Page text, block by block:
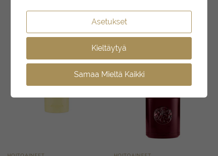
Asetukset
Kieltäytyä
Samaa Mieltä Kaikki